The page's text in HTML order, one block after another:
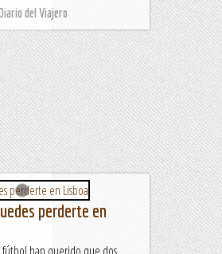
del Viajero
perderte en